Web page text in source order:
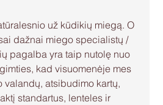
už kūdikių miegą. O
dažnai miego specialistų /
pagalba yra taip nutolę nuo
kad visuomenėje mes
valandų, atsibudimo kartų,
standartus, lenteles ir